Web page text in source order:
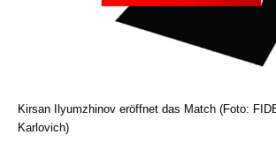
Kirsan Ilyumzhinov eröffnet das Match (Foto:
Karlovich)